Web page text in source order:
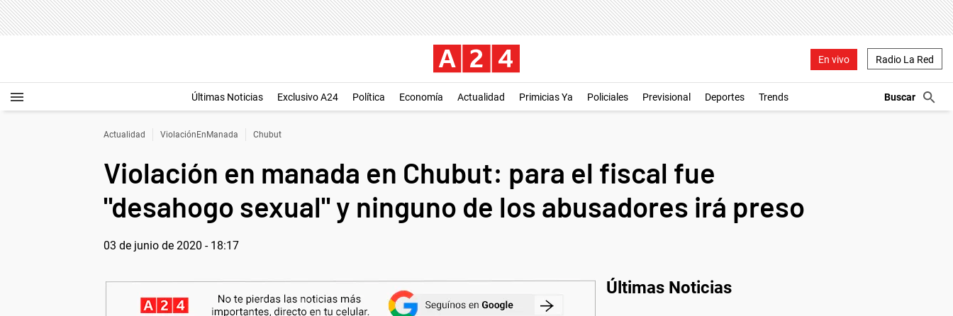
En vivo Radio La Red
Últimas Noticias Exclusivo A24 Política Economía Actualidad Primicias Ya Policiales Previsional Deportes Trends
Actualidad ViolaciónEnManada Chubut
Violación en manada en Chubut: para el fiscal fue
"desahogo sexual" y ninguno de los abusadores irá preso
03 de junio de 2020 - 18:17
Últimas Noticias